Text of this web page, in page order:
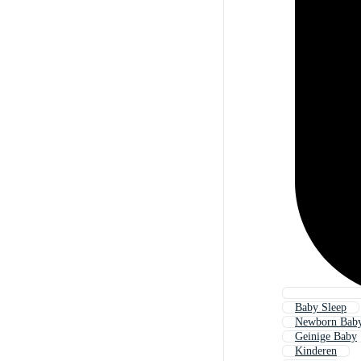
Baby Sleep
Newborn
Geinige Baby
Kinderen